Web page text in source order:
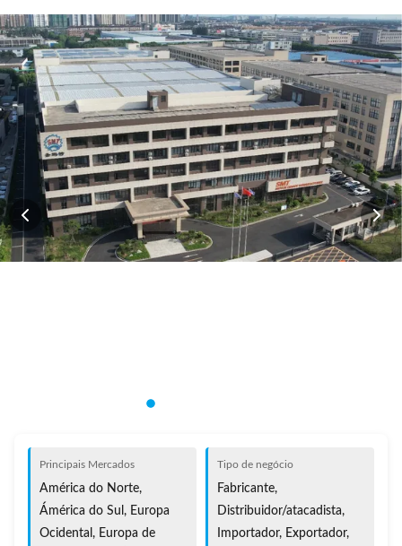
Principais Mercados
América do Norte,
Ámérica do Sul, Europa
Ocidental, Europa de
Tipo de negócio
Fabricante,
Distribuidor/atacadista,
Importador, Exportador,